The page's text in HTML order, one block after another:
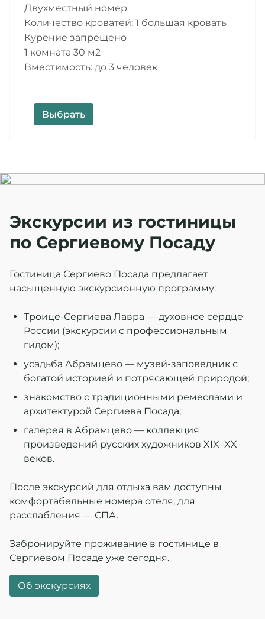
Двухместный номер
Количество кроватей: 1 большая кровать
Курение запрещено
1 комната 30 м2
Вместимость: до 3 человек
Выбрать
Экскурсии из гостиницы
по Сергиевому Посаду
Гостиница Сергиево Посада предлагает
насыщенную экскурсионную программу:
Троице‑Сергиева Лавра — духовное сердце
России (экскурсии с профессиональным
гидом);
усадьба Абрамцево — музей‑заповедник с
богатой историей и потрясающей природой;
знакомство с традиционными ремёслами и
архитектурой Сергиева Посада;
галерея в Абрамцево — коллекция
произведений русских художников XIX–XX
веков.
После экскурсий для отдыха вам доступны
комфортабельные номера отеля, для
расслабления — СПА.
Забронируйте проживание в гостинице в
Сергиевом Посаде уже сегодня.
Об экскурсиях
Подробнее